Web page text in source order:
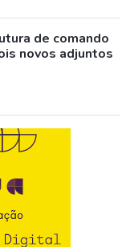
de comando
novos adjuntos